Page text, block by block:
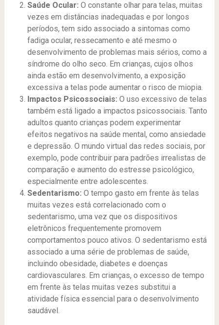
Saúde Ocular: O constante olhar para telas, muitas
vezes em distâncias inadequadas e por longos
períodos, tem sido associado a sintomas como
fadiga ocular, ressecamento e até mesmo o
desenvolvimento de problemas mais sérios, como a
síndrome do olho seco. Em crianças, cujos olhos
ainda estão em desenvolvimento, a exposição
excessiva a telas pode aumentar o risco de miopia.
Impactos Psicossociais: O uso excessivo de telas
também está ligado a impactos psicossociais. Tanto
adultos quanto crianças podem experimentar
efeitos negativos na saúde mental, como ansiedade
e depressão. O mundo virtual das redes sociais, por
exemplo, pode contribuir para padrões irrealistas de
comparação e aumento do estresse psicológico,
especialmente entre adolescentes.
Sedentarismo: O tempo gasto em frente às telas
muitas vezes está correlacionado com o
sedentarismo, uma vez que os dispositivos
eletrônicos frequentemente promovem
comportamentos pouco ativos. O sedentarismo está
associado a uma série de problemas de saúde,
incluindo obesidade, diabetes e doenças
cardiovasculares. Em crianças, o excesso de tempo
em frente às telas muitas vezes substitui a
atividade física essencial para o desenvolvimento
saudável.